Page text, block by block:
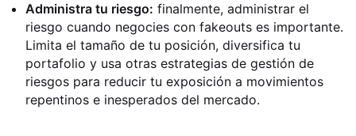
Administra tu riesgo: finalmente, administrar el
riesgo cuando negocies con fakeouts es importante.
Limita el tamaño de tu posición, diversifica tu
portafolio y usa otras estrategias de gestión de
riesgos para reducir tu exposición a movimientos
repentinos e inesperados del mercado.